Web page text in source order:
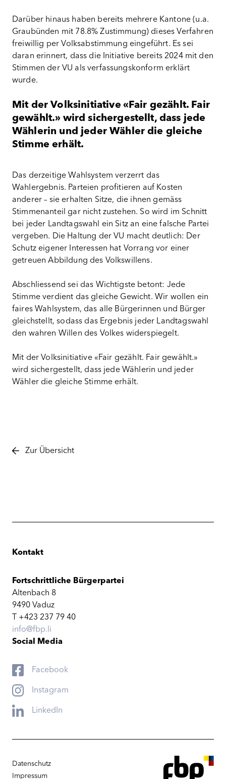
Darüber hinaus haben bereits mehrere Kantone (u.a.
Graubünden mit 78.8% Zustimmung) dieses Verfahren
freiwillig per Volksabstimmung eingeführt. Es sei
daran erinnert, dass die Initiative bereits 2024 mit den
Stimmen der VU als verfassungskonform erklärt
wurde.
Mit der Volksinitiative «Fair gezählt. Fair
gewählt.» wird sichergestellt, dass jede
Wählerin und jeder Wähler die gleiche
Stimme erhält.
Das derzeitige Wahlsystem verzerrt das
Wahlergebnis. Parteien profitieren auf Kosten
anderer – sie erhalten Sitze, die ihnen gemäss
Stimmenanteil gar nicht zustehen. So wird im Schnitt
bei jeder Landtagswahl ein Sitz an eine falsche Partei
vergeben. Die Haltung der VU macht deutlich: Der
Schutz eigener Interessen hat Vorrang vor einer
getreuen Abbildung des Volkswillens.
Abschliessend sei das Wichtigste betont: Jede
Stimme verdient das gleiche Gewicht. Wir wollen ein
faires Wahlsystem, das alle Bürgerinnen und Bürger
gleichstellt, sodass das Ergebnis jeder Landtagswahl
den wahren Willen des Volkes widerspiegelt.
Mit der Volksinitiative «Fair gezählt. Fair gewählt.»
wird sichergestellt, dass jede Wählerin und jeder
Wähler die gleiche Stimme erhält.
Zur Übersicht
Kontakt
Fortschrittliche Bürgerpartei
Altenbach 8
9490 Vaduz
T +423 237 79 40
info@fbp.li
Social Media
Facebook
Instagram
LinkedIn
Datenschutz
Impressum